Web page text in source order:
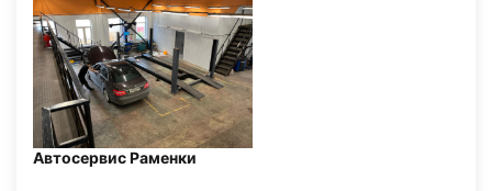
Автосервис Раменки